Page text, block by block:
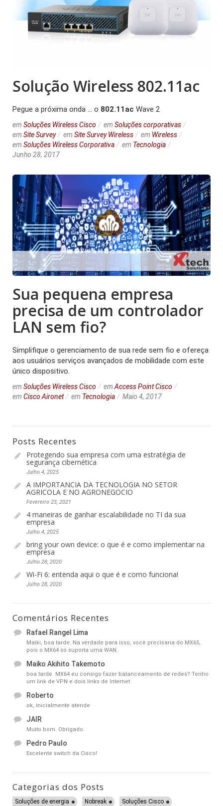
Solução Wireless 802.11ac
Pegue a próxima onda ... o 802.11ac Wave 2
em Soluções Wireless Cisco em Soluções corporativas
em Site Survey em Site Survey Wireless em Wireless
em Soluções Wireless Corporativa em Tecnologia
Junho 28, 2017
Sua pequena empresa
precisa de um controlador
LAN sem fio?
Simplifique o gerenciamento de sua rede sem fio e ofereça
aos usuários serviços avançados de mobilidade com este
único dispositivo.
em Soluções Wireless Cisco em Access Point Cisco
em Cisco Aironet em Tecnologia Maio 4, 2017
Posts Recentes
Protegendo sua empresa com uma estratégia de
segurança cibernética
Julho 4, 2025
A IMPORTANCIA DA TECNOLOGIA NO SETOR
AGRICOLA E NO AGRONEGOCIO
Fevereiro 23, 2021
4 maneiras de ganhar escalabilidade no TI da sua
empresa
Julho 4, 2025
bring your own device: o que é e como implementar na
empresa
Julho 28, 2020
Wi-Fi 6: entenda aqui o que é e como funciona!
Julho 28, 2020
Comentários Recentes
Rafael Rangel Lima
Maiki, boa tarde. Na verdade para isso, você precisaria do MX65,
pois o MX64 só suporta uma WAN.
Maiko Akihito Takemoto
boa tarde. MX64 eu consigo fazer balanceamento de redes? Tenho
um link de VPN e dois links de Internet
Roberto
ok, inicialmente atende
JAIR
Muito bom. Obrigado.
Pedro Paulo
Excelente switch da Cisco!
Categorias dos Posts
Soluções de energia Nobreak Soluções Cisco